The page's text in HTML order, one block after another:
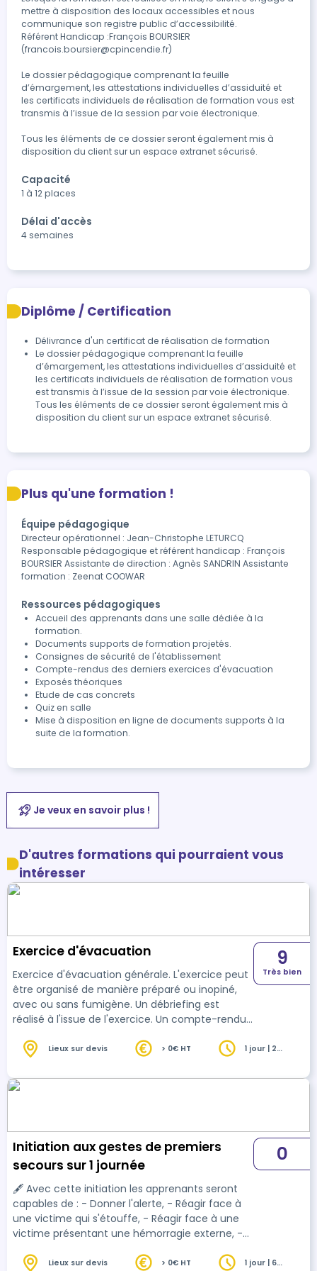
mettre à disposition des locaux accessibles et nous
communique son registre public d’accessibilité.
Référent Handicap :François BOURSIER
(francois.boursier@cpincendie.fr)
Le dossier pédagogique comprenant la feuille
d’émargement, les attestations individuelles d’assiduité et
les certificats individuels de réalisation de formation vous est
transmis à l’issue de la session par voie électronique.
Tous les éléments de ce dossier seront également mis à
disposition du client sur un espace extranet sécurisé.
Capacité
1 à 12 places
Délai d'accès
4 semaines
Diplôme / Certification
Délivrance d'un certificat de réalisation de formation
Le dossier pédagogique comprenant la feuille
d’émargement, les attestations individuelles d’assiduité et
les certificats individuels de réalisation de formation vous
est transmis à l’issue de la session par voie électronique.
Tous les éléments de ce dossier seront également mis à
disposition du client sur un espace extranet sécurisé.
Plus qu'une formation !
Équipe pédagogique
Directeur opérationnel : Jean-Christophe LETURCQ
Responsable pédagogique et référent handicap : François
BOURSIER Assistante de direction : Agnès SANDRIN Assistante
formation : Zeenat COOWAR
Ressources pédagogiques
Accueil des apprenants dans une salle dédiée à la
formation.
Documents supports de formation projetés.
Consignes de sécurité de l'établissement
Compte-rendus des derniers exercices d'évacuation
Exposés théoriques
Etude de cas concrets
Quiz en salle
Mise à disposition en ligne de documents supports à la
suite de la formation.
Je veux en savoir plus !
D'autres formations qui pourraient vous
intéresser
Exercice d'évacuation
Exercice d'évacuation générale. L'exercice peut
être organisé de manière préparé ou inopiné,
avec ou sans fumigène. Un débriefing est
réalisé à l'issue de l'exercice. Un compte-rendu
les points fort et les points à améliorer est
Il est possible de réaliser un scénario impliquant
les sauveteurs secouristes du travail (SST) de
9
Très bien
Lieux sur devis > 0€ HT
1 jour | 2
Initiation aux gestes de premiers
secours sur 1 journée
🖋 Avec cette initiation les apprenants seront
capables de : - Donner l'alerte, - Réagir face à
une victime qui s'étouffe, - Réagir face à une
victime présentant une hémorragie externe, -
respire - Prendre en charge un arrêt cardiaque
0
Lieux sur devis > 0€ HT
1 jour | 6